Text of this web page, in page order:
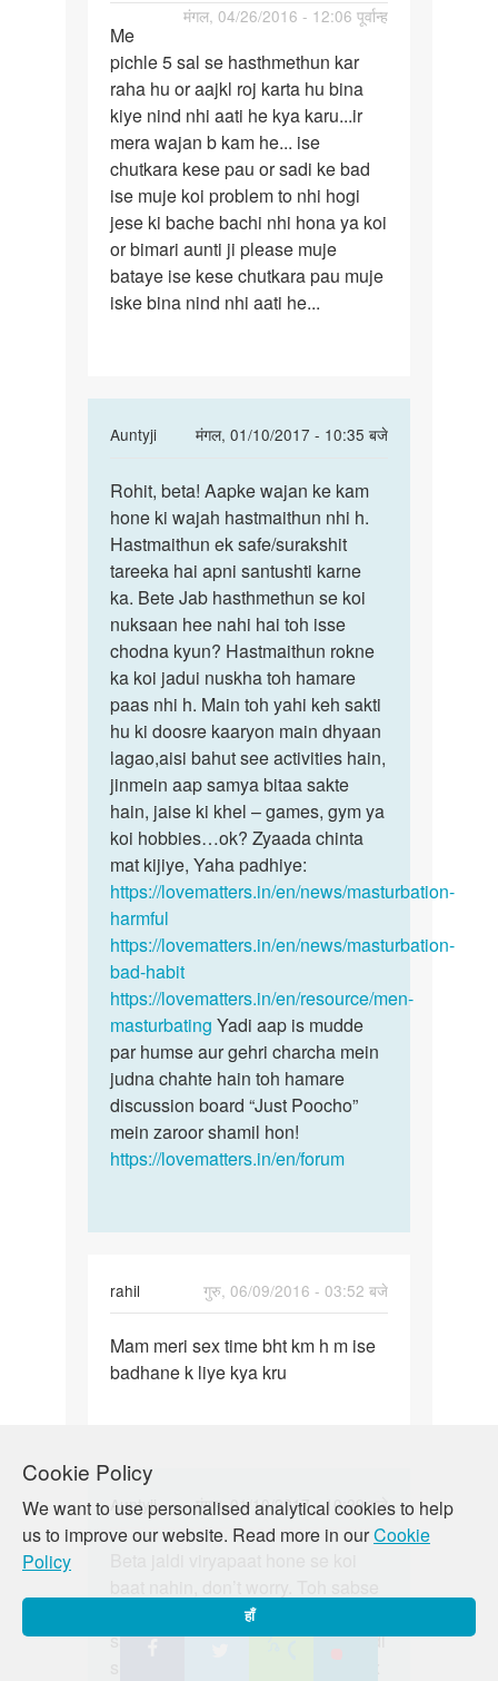
Cookie Policy
We want to use personalised analytical cookies to help
us to improve our website. Read more in ourCookie
Policy
हाँ
मंगल, 04/26/2016 - 12:06 पूर्वान्ह
Me
pichle
5
sal
se
Me
pichle 5 sal se hasthmethun kar
raha hu or aajkl roj karta hu bina
kiye nind nhi aati he kya karu...ir
mera wajan b kam he... ise
chutkara kese pau or sadi ke bad
ise muje koi problem to nhi hogi
jese ki bache bachi nhi hona ya koi
or bimari aunti ji please muje
bataye ise kese chutkara pau muje
iske bina nind nhi aati he...
Auntyji
मंगल, 01/10/2017 - 10:35 बजे
In
to
Me
pichle
5
sal
se
by
rohit
age
21
Rohit,
beta!
Aapke
wajan
ke
Rohit, beta! Aapke wajan ke kam
hone ki wajah hastmaithun nhi h.
Hastmaithun ek safe/surakshit
tareeka hai apni santushti karne
ka. Bete Jab hasthmethun se koi
nuksaan hee nahi hai toh isse
chodna kyun? Hastmaithun rokne
ka koi jadui nuskha toh hamare
paas nhi h. Main toh yahi keh sakti
hu ki doosre kaaryon main dhyaan
lagao,aisi bahut see activities hain,
jinmein aap samya bitaa sakte
hain, jaise ki khel – games, gym ya
koi hobbies…ok? Zyaada chinta
mat kijiye, Yaha padhiye:
https://lovematters.in/en/news/masturbation-
harmful
https://lovematters.in/en/news/masturbation-
bad-habit
https://lovematters.in/en/resource/men-
masturbating Yadi aap is mudde
par humse aur gehri charcha mein
judna chahte hain toh hamare
discussion board “Just Poocho”
mein zaroor shamil hon!
https://lovematters.in/en/forum
rahil
गुरु, 06/09/2016 - 03:52 बजे
Mam
meri
km
h
m
Mam meri sex time bht km h m ise
badhane k liye kya kru
Auntyji
मंगल, 01/10/2017 - 10:29 बजे
पर्मालिंक
In
reply
sex
hone
pehle toh apni partner ki body ko
samjh lo- usko time de do. Aur yadi
shareer mein uttejna adhik ho, sex